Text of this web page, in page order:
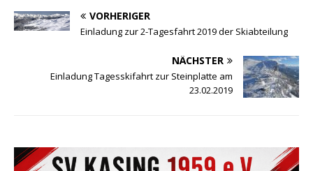
VORHERIGER
Einladung zur 2-Tagesfahrt 2019 der Skiabteilung
NÄCHSTER
Einladung Tagesskifahrt zur Steinplatte am
23.02.2019